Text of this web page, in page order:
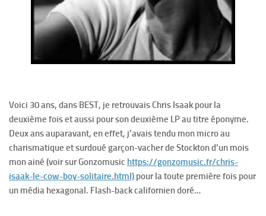
Voici 30 ans, dans BEST, je retrouvais Chris Isaak pour la
deuxième fois et aussi pour son deuxième LP au titre éponyme.
Deux ans auparavant, en effet, j’avais tendu mon micro au
charismatique et surdoué garçon-vacher de Stockton d’un mois
mon ainé (voir sur Gonzomusic https://gonzomusic.fr/chris-
isaak-le-cow-boy-solitaire.html) pour la toute première fois pour
un média hexagonal. Flash-back californien doré…